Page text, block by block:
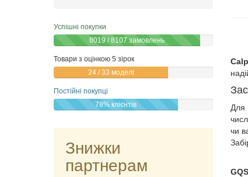
Успішні покупки
8019 / 8107 замовлень
Товари з оцінкою 5 зірок
24 / 33 моделі
Постійні покупці
78% клієнтів
Знижки
партнерам
Для
чи
GQS